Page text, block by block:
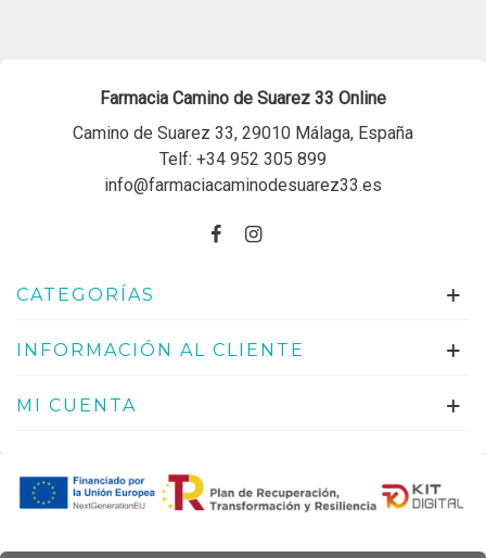
Farmacia Camino de Suarez 33 Online
Camino de Suarez 33, 29010 Málaga, España
Telf: +34 952 305 899
info@farmaciacaminodesuarez33.es
CATEGORÍAS
INFORMACIÓN AL CLIENTE
MI CUENTA